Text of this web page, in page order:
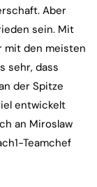
Aber
sein. Mit
mit den meisten
sehr, dass
der Spitze
entwickelt
an Miroslaw
Teamchef